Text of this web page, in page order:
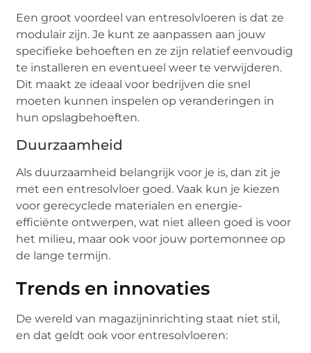
Een groot voordeel van entresolvloeren is dat ze
modulair zijn. Je kunt ze aanpassen aan jouw
specifieke behoeften en ze zijn relatief eenvoudig
te installeren en eventueel weer te verwijderen.
Dit maakt ze ideaal voor bedrijven die snel
moeten kunnen inspelen op veranderingen in
hun opslagbehoeften.
Duurzaamheid
Als duurzaamheid belangrijk voor je is, dan zit je
met een entresolvloer goed. Vaak kun je kiezen
voor gerecyclede materialen en energie-
efficiënte ontwerpen, wat niet alleen goed is voor
het milieu, maar ook voor jouw portemonnee op
de lange termijn.
Trends en innovaties
De wereld van magazijninrichting staat niet stil,
en dat geldt ook voor entresolvloeren: